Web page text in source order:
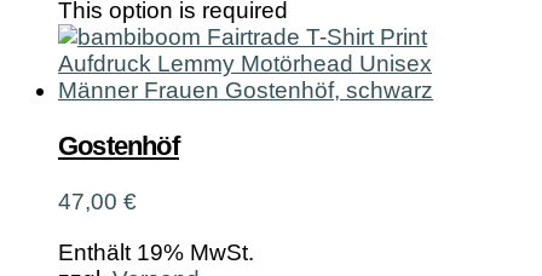
This option is required
Gostenhöf
47,00 €
Enthält 19% MwSt.